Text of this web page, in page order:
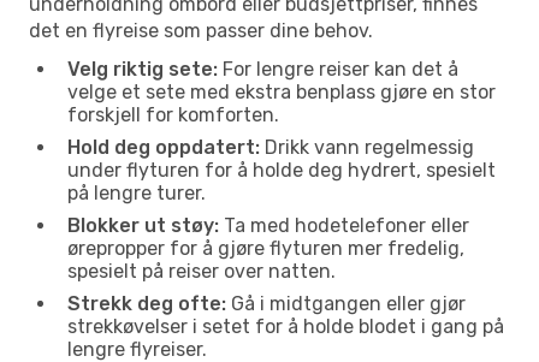
det en flyreise som passer dine behov.
Velg riktig sete: For lengre reiser kan det å
velge et sete med ekstra benplass gjøre en stor
forskjell for komforten.
Hold deg oppdatert: Drikk vann regelmessig
under flyturen for å holde deg hydrert, spesielt
på lengre turer.
Blokker ut støy: Ta med hodetelefoner eller
ørepropper for å gjøre flyturen mer fredelig,
spesielt på reiser over natten.
Strekk deg ofte: Gå i midtgangen eller gjør
strekkøvelser i setet for å holde blodet i gang på
lengre flyreiser.